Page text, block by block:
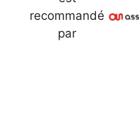
recommandé
par